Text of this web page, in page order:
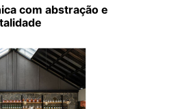
com abstração e